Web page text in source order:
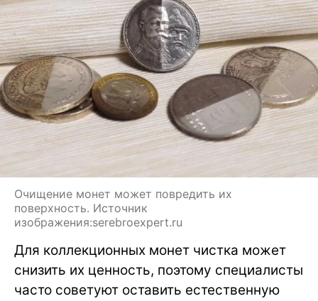
Очищение монет может повредить их
поверхность. Источник
изображения:serebroexpert.ru
Для коллекционных монет чистка может
снизить их ценность, поэтому специалисты
часто советуют оставить естественную